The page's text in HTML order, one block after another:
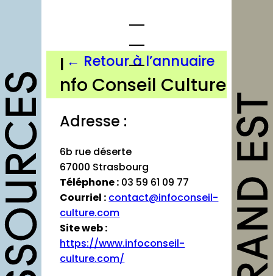
opportunités
Appels à candidature
Offres d’emploi et
stage
Formations
Soutiens
Mutualisation
outils
← Retour à l’annuaire
I
nfo Conseil Culture
Adresse :
6b rue déserte
67000 Strasbourg
Téléphone : 03 59 61 09 77
Courriel : contact@infoconseil-
culture.com
Site web :
https://www.infoconseil-
culture.com/